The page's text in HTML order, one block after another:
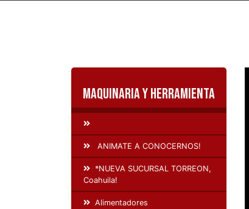
Maquinaria y Herramienta
ANIMATE A CONOCERNOS!
*NUEVA SUCURSAL TORREON,
Coahuila!
Alimentadores